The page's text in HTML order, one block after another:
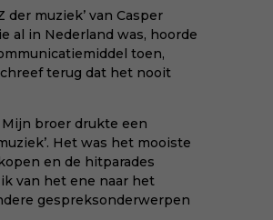
der muziek’ van Casper
al in Nederland was, hoorde
toen,
terug dat het nooit
Mijn broer drukte een
Het was het mooiste
en de hitparades
van het ene naar het
gespreksonderwerpen